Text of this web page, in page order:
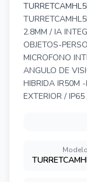
2.8MM / IA
OBJETOS-
MICROFONO
ANGULO DE
HIBRIDA IR50M
EXTERIOR /
Modelo